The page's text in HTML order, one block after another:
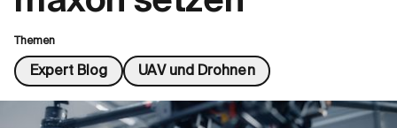
Themen
Expert Blog UAV und Drohnen